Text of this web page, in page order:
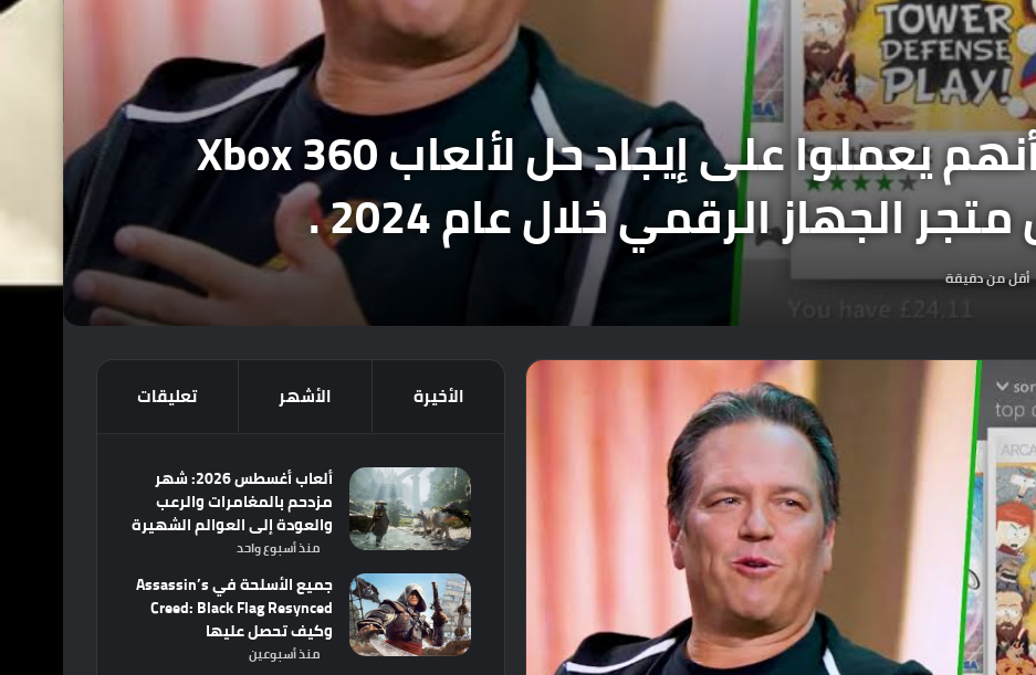
فيل سبنسر يؤكد أنهم يعملوا على إيجاد حل لألعاب Xbox 360
الجهاز الرقمي خلال عام 2024 .
أقل من دقيقة
الأخيرة الأشهر تعليقات
ألعاب أغسطس 2026: شهر
مزدحم بالمغامرات والرعب
والعودة إلى العوالم الشهيرة
منذ أسبوع واحد
جميع الأسلحة في Assassin’s
Creed: Black Flag Resynced
وكيف تحصل عليها
منذ أسبوعين